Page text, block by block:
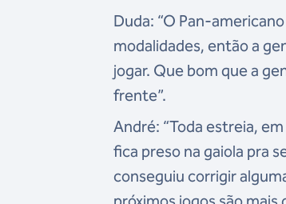
Duda: “O Pan-
modalidades, então a
jogar. Que bom que a
frente”.
André: “Toda estreia,
fica preso na gaiola pra
conseguiu corrigir